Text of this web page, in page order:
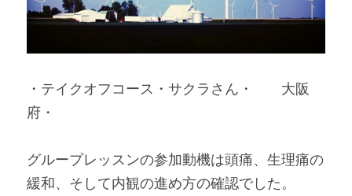
・テイクオフコース・サクラさん・　　大阪
府・
グループレッスンの参加動機は頭痛、生理痛の
緩和、そして内観の進め方の確認でした。